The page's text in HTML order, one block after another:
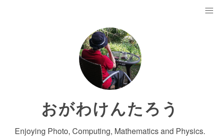
おがわけんたろう
Enjoying Photo, Computing, Mathematics and Physics.